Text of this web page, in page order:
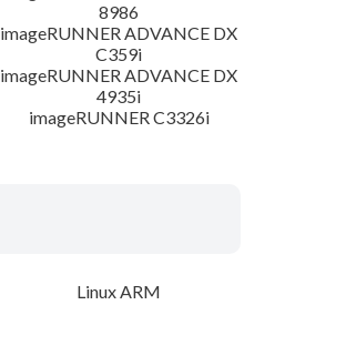
8986
imageRUNNER ADVANCE DX
C359i
imageRUNNER ADVANCE DX
4935i
imageRUNNER C3326i
Linux ARM